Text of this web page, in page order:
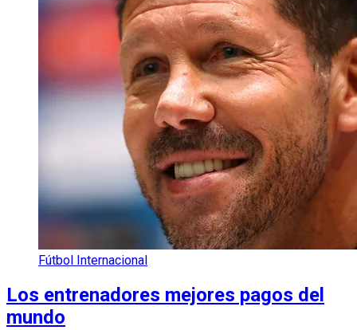
Fútbol Internacional
Los entrenadores mejores pagos del
mundo